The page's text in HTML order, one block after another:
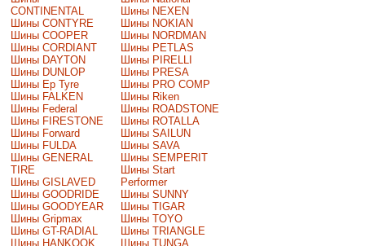
CONTINENTAL
Шины CONTYRE
Шины COOPER
Шины CORDIANT
Шины DAYTON
Шины DUNLOP
Шины Ep Tyre
Шины FALKEN
Шины Federal
Шины FIRESTONE
Шины Forward
Шины FULDA
Шины GENERAL
TIRE
Шины GISLAVED
Шины GOODRIDE
Шины GOODYEAR
Шины Gripmax
Шины GT-RADIAL
Шины HANKOOK
Шины NEXEN
Шины NOKIAN
Шины NORDMAN
Шины PETLAS
Шины PIRELLI
Шины PRESA
Шины PRO COMP
Шины Riken
Шины ROADSTONE
Шины ROTALLA
Шины SAILUN
Шины SAVA
Шины SEMPERIT
Шины Start
Performer
Шины SUNNY
Шины TIGAR
Шины TOYO
Шины TRIANGLE
Шины TUNGA